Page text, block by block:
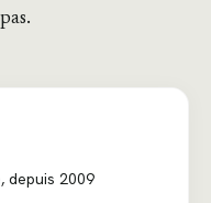
depuis 2009